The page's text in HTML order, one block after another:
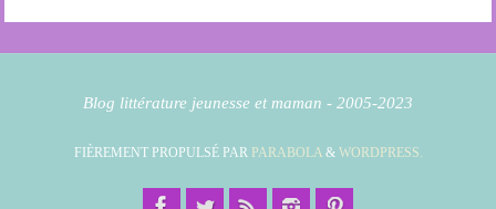
Blog littérature jeunesse et maman - 2005-2023
FIÈREMENT PROPULSÉ PAR PARABOLA& WORDPRESS.